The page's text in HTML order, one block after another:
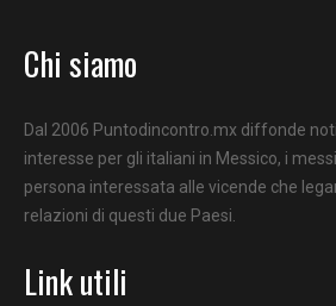
Chi siamo
Dal 2006 Puntodincontro.mx diffonde
interesse per gli italiani in Messico, i
persona interessata alle vicende che
relazioni di questi due Paesi.
Link utili